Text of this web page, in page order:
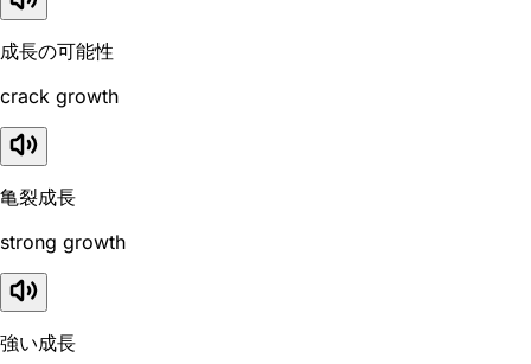
成長の可能性
crack growth
亀裂成長
strong growth
強い成長